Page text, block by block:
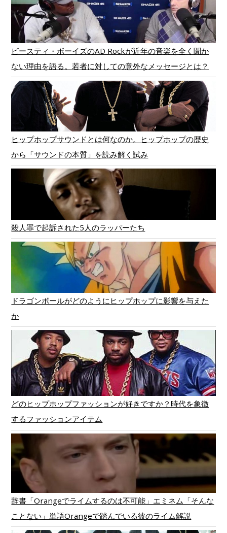
ビースティ・ボーイズのAD Rockが近年の音楽を全く聞か
ない理由を語る。若者に対しての意外なメッセージとは？
ヒップホップサウンドとは何なのか。ヒップホップの歴史
から「サウンドの本質」を読み解く試み
殺人罪で起訴された5人のラッパーたち
ドラゴンボールがどのようにヒップホップに影響を与えた
か
どのヒップホップファッションが好きですか？時代を象徴
するファッションアイテム
辞書「Orangeでライムするのは不可能」エミネム「そんな
ことない」単語Orangeで踏んでいる彼のライム解説